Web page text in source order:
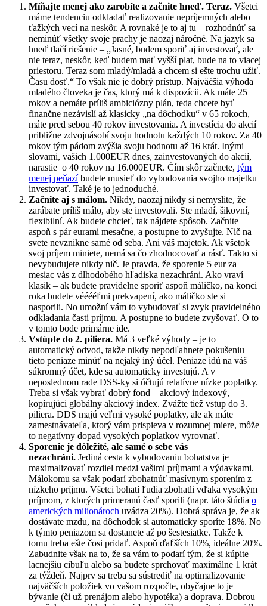
Míňajte menej ako zarobíte a začnite hneď. Teraz. Všetci
máme tendenciu odkladať realizovanie nepríjemných alebo
ťažkých vecí na neskôr. A rovnaké je to aj tu – rozhodnúť sa
neminúť všetky svoje prachy je naozaj náročné. Na jazyk sa
hneď tlačí riešenie – „Jasné, budem sporiť aj investovať, ale
nie teraz, neskôr, keď budem mať vyšší plat, bude na to viacej
priestoru. Teraz som mladý/mladá a chcem si ešte trochu užiť.
Času dosť.“ To však nie je dobrý prístup. Najväčšia výhoda
mladého človeka je čas, ktorý má k dispozícii. Ak máte 25
rokov a nemáte príliš ambiciózny plán, teda chcete byť
finančne nezávislí až klasicky „na dôchodku“ v 65 rokoch,
máte pred sebou 40 rokov investovania. A investícia do akcií
približne zdvojnásobí svoju hodnotu každých 10 rokov. Za 40
rokov tým pádom zvýšia svoju hodnotu až 16 krát. Inými
slovami, vašich 1.000EUR dnes, zainvestovaných do akcií,
narastie o 40 rokov na 16.000EUR. Čím skôr začnete, tým
menej peňazíbudete musieť do vybudovania svojho majetku
investovať. Také je to jednoduché.
Začnite aj s málom. Nikdy, naozaj nikdy si nemyslite, že
zarábate príliš málo, aby ste investovali. Ste mladí, šikovní,
flexibilní. Ak budete chcieť, tak nájdete spôsob. Začnite
aspoň s pár eurami mesačne, a postupne to zvyšujte. Nič na
svete nevznikne samé od seba. Ani váš majetok. Ak všetok
svoj príjem miniete, nemá sa čo zhodnocovať a rásť. Takto si
nevybudujete nikdy nič. Je pravda, že sporenie 5 eur za
mesiac vás z dlhodobého hľadiska nezachráni. Ako vraví
klasik – ak budete pravidelne sporiť aspoň máličko, na konci
roka budete vééééľmi prekvapení, ako máličko ste si
nasporili. No umožní vám to vybudovať si zvyk pravidelného
odkladania časti príjmu. A postupne to budete zvyšovať. O to
v tomto bode primárne ide.
Vstúpte do 2. piliera. Má 3 veľké výhody – je to
automatický odvod, takže nikdy nepodľahnete pokušeniu
tieto peniaze minúť na nejaký iný účel. Peniaze idú na váš
súkromný účet, kde sa automaticky investujú. A v
neposlednom rade DSS-ky si účtujú relatívne nízke poplatky.
Treba si však vybrať dobrý fond – akciový indexový,
kopírujúci globálny akciový index. Zvážte tiež vstup do 3.
piliera. DDS majú veľmi vysoké poplatky, ale ak máte
zamestnávateľa, ktorý vám prispieva v rozumnej miere, môže
to negatívny dopad vysokých poplatkov vyrovnať.
Sporenie je dôležité, ale samé o sebe vás
nezachráni. Jediná cesta k vybudovaniu bohatstva je
maximalizovať rozdiel medzi vašimi príjmami a výdavkami.
Málokomu sa však podarí zbohatnúť masívnym sporením z
nízkeho príjmu. Všetci bohatí ľudia zbohatli vďaka vysokým
príjmom, z ktorých primeranú časť sporili (napr. táto štúdia o
amerických milionároch uvádza 20%). Dobrá správa je, že ak
dostávate mzdu, na dôchodok si automaticky sporíte 18%. No
k týmto peniazom sa dostanete až po šestesiatke. Takže k
tomu treba ešte čosi pridať. Aspoň ďaľších 10%, ideálne 20%.
Zabudnite však na to, že sa vám to podarí tým, že si kúpite
lacnejšiu cibuľu alebo sa budete sprchovať maximálne 1 krát
za týždeň. Najprv sa treba sa sústrediť na optimalizovanie
najväčších položiek vo vašom rozpočte, obyčajne to je
bývanie (či už prenájom alebo hypotéka) a doprava. Dobrou